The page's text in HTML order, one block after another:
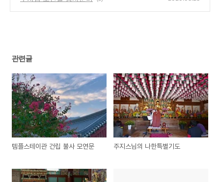
관련글
템플스테이관 건립 불사 모연문 주지스님의 나한특별기도